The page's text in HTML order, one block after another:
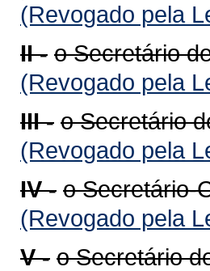
(Revogado pela
II - o Secretário
(Revogado pela
III - o Secretário
(Revogado pela
IV - o Secretário-
(Revogado pela
V - o Secretário